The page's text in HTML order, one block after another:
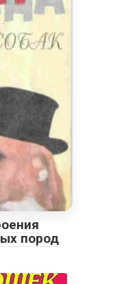
пород